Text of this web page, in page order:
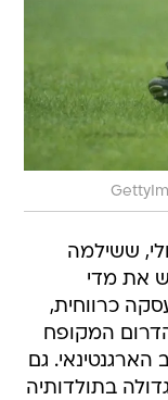
ששילמה
את מדי
כרווחית,
הדרום המקופח
גם
בתולדותיה